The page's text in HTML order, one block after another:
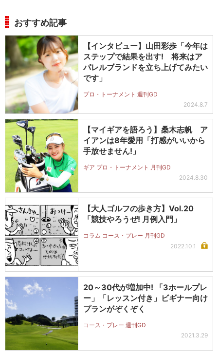
おすすめ記事
【インタビュー】山田彩歩「今年は
ステップで結果を出す! 将来はア
パレルブランドを立ち上げてみたい
です」
プロ・トーナメント 週刊GD
2024.8.7
【マイギアを語ろう】桑木志帆 ア
イアンは8年愛用「打感がいいから
手放せません!」
ギア プロ・トーナメント 月刊GD
2024.8.30
【大人ゴルフの歩き方】Vol.20
「競技やろうぜ! 月例入門」
コラム コース・プレー 月刊GD
2022.10.1
20～30代が増加中! 「3ホールプレ
ー」「レッスン付き」ビギナー向け
プランがぞくぞく
コース・プレー 週刊GD
2021.3.29